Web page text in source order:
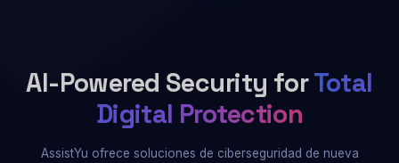
AI-Powered Security forTotal
Digital Protection
AssistYu ofrece soluciones de ciberseguridad de nueva